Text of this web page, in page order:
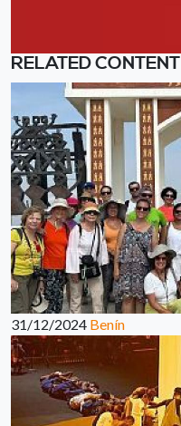
RELATED CONTENT
31/12/2024 Benín